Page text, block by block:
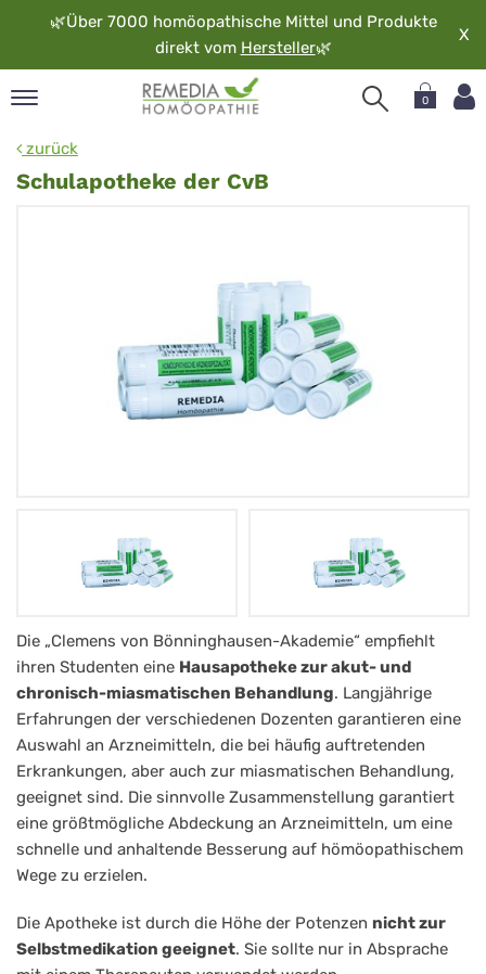
🌿Über 7000 homöopathische Mittel und Produkte
direkt vom Hersteller🌿
X
0
zurück
Schulapotheke der CvB
Schulapotheke
der
CvB
58
Stk
Die „Clemens von Bönninghausen-Akademie“ empfiehlt
ihren Studenten eine Hausapotheke zur akut- und
chronisch-miasmatischen Behandlung. Langjährige
Erfahrungen der verschiedenen Dozenten garantieren eine
Auswahl an Arzneimitteln, die bei häufig auftretenden
Erkrankungen, aber auch zur miasmatischen Behandlung,
geeignet sind. Die sinnvolle Zusammenstellung garantiert
eine größtmögliche Abdeckung an Arzneimitteln, um eine
schnelle und anhaltende Besserung auf hömöopathischem
Wege zu erzielen.
Die Apotheke ist durch die Höhe der Potenzen nicht zur
Selbstmedikation geeignet. Sie sollte nur in Absprache